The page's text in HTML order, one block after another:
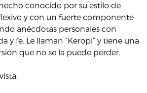
conocido por su estilo de
y con un fuerte componente
anécdotas personales con
y fe. Le llaman “Keropi” y tiene una
que no se la puede perder.